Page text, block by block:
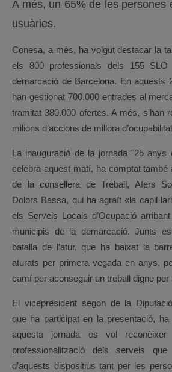
A més, un 65% de les persones
usuàries.
Conesa, a més, ha volgut destacar la
els 800 professionals dels 155
demarcació de Barcelona. En aquests
han gestionat 700.000 entrades al
tramitat 380.000 ofertes. A més, s’han
milions d’accions de millora
La inauguració de la jornada "25 anys
celebra aquest matí, ha comptat també
de la consellera de Treball, Afers
Dolors Bassa, qui ha agraït «la
els Serveis Locals d’Ocupació
municipis de la demarcació. Junts
batalla de l’atur, que ha baixat la
aturats per primera vegada en anys,
camí per aconseguir un treball digne per
El vicepresident segon de la
que ha participat en la presentació,
aquesta jornada es vol
professionalització dels serveis que
d’aquests dispositius tant per les